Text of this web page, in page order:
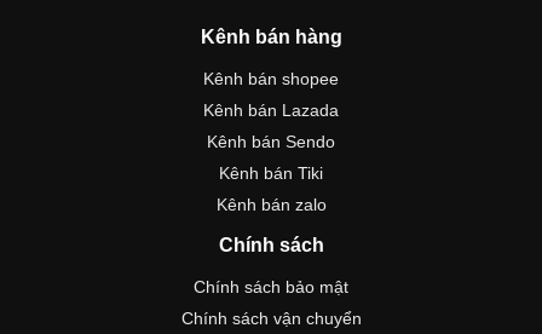
Kênh bán hàng
Kênh bán shopee
Kênh bán Lazada
Kênh bán Sendo
Kênh bán Tiki
Kênh bán zalo
Chính sách
Chính sách bảo mật
Chính sách vận chuyển